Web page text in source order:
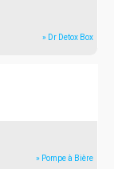
» Dr Detox Box
» Pompe à Bière